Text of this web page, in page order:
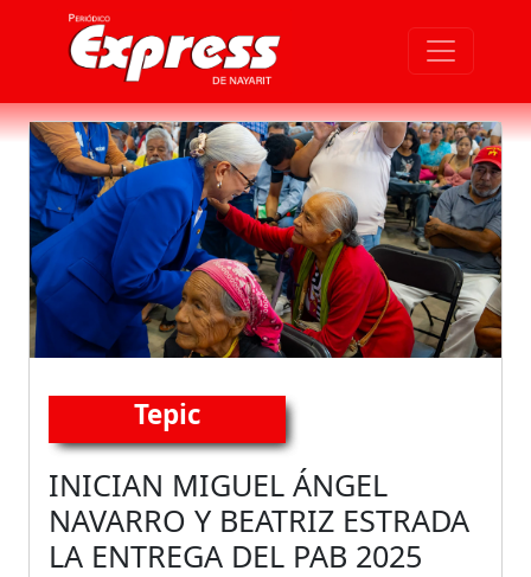
Tepic
INICIAN MIGUEL ÁNGEL
NAVARRO Y BEATRIZ ESTRADA
LA ENTREGA DEL PAB 2025